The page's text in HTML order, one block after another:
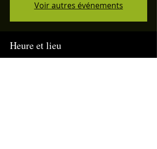
Voir autres événements
Heure et lieu